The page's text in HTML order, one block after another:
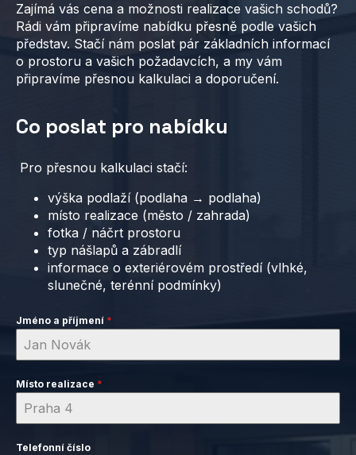
Zajímá vás cena a možnosti realizace vašich schodů?
Rádi vám připravíme nabídku přesně podle vašich
představ. Stačí nám poslat pár základních informací
o prostoru a vašich požadavcích, a my vám
připravíme přesnou kalkulaci a doporučení.
Co poslat pro nabídku
Pro přesnou kalkulaci stačí:
výška podlaží (podlaha → podlaha)
místo realizace (město / zahrada)
fotka / náčrt prostoru
typ nášlapů a zábradlí
informace o exteriérovém prostředí (vlhké,
slunečné, terénní podmínky)
Jméno a příjmení *
Místo realizace *
Telefonní číslo